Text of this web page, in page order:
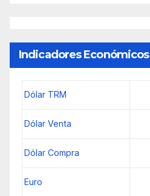
Indicadores Económicos
Dólar TRM
Dólar Venta
Dólar Compra
Euro